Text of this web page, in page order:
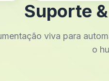
Suporte
viva para
o